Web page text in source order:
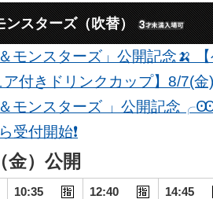
ンスターズ（吹替）
モンスターズ」公開記念🍌
ア付きドリンクカップ】8/7(金
モンスターズ 」公開記念
受付開始❗️
金）公開
10:35 12:40 14:45